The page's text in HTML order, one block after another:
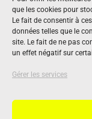
que les cookies pour
Le fait de consentir à
données telles que le
site. Le fait de ne pas
un effet négatif sur
Gérer les services
Pour maintenir un
publicité
Oui !